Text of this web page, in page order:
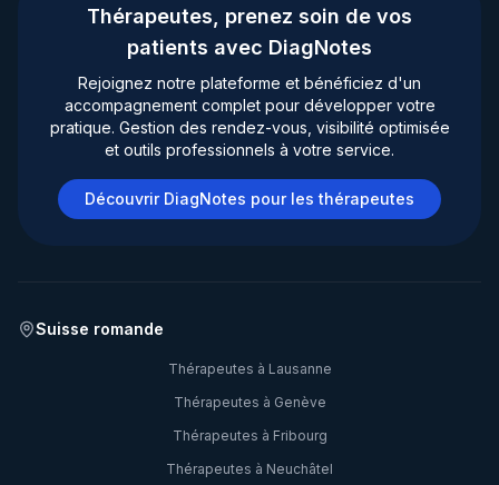
Thérapeutes, prenez soin de vos
patients avec DiagNotes
Rejoignez notre plateforme et bénéficiez d'un
accompagnement complet pour développer votre
pratique. Gestion des rendez-vous, visibilité optimisée
et outils professionnels à votre service.
Découvrir DiagNotes pour les thérapeutes
Suisse romande
Thérapeutes à Lausanne
Thérapeutes à Genève
Thérapeutes à Fribourg
Thérapeutes à Neuchâtel